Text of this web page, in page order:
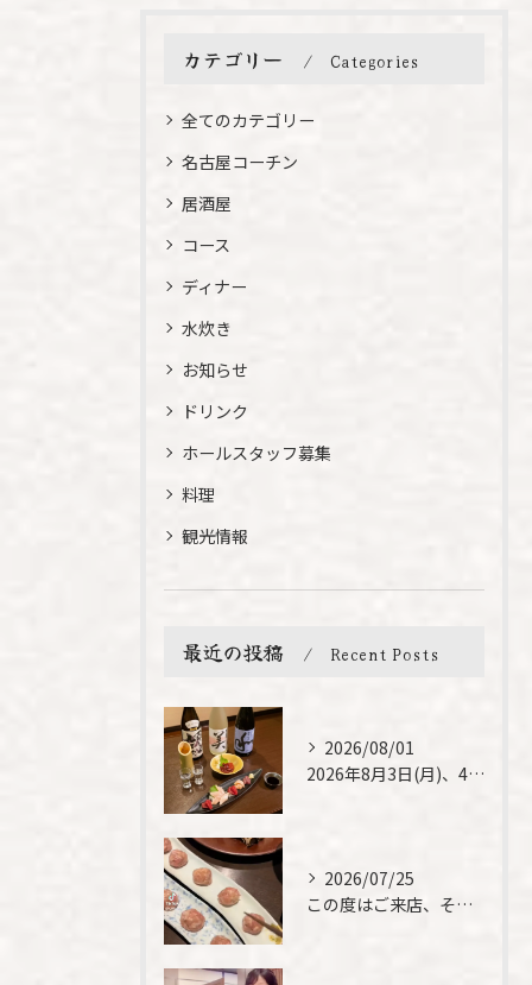
カテゴリー Categories
全てのカテゴリー
名古屋コーチン
居酒屋
コース
ディナー
水炊き
お知らせ
ドリンク
ホールスタッフ募集
料理
観光情報
最近の投稿 Recent Posts
2026/08/01
2026年8月3日(月)、4日(火)は、臨時休業させて頂きま...
2026/07/25
この度はご来店、そして素敵なご紹介誠にありがとうございます✨...